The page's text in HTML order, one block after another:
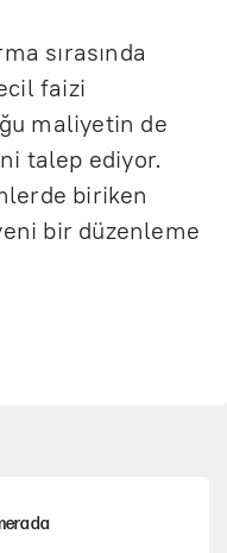
sırasında
faizi
maliyetin de
talep ediyor.
biriken
bir düzenleme